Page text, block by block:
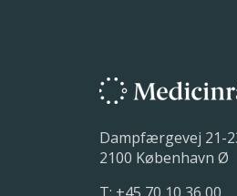
Dampfærgevej 21-
2100 København Ø